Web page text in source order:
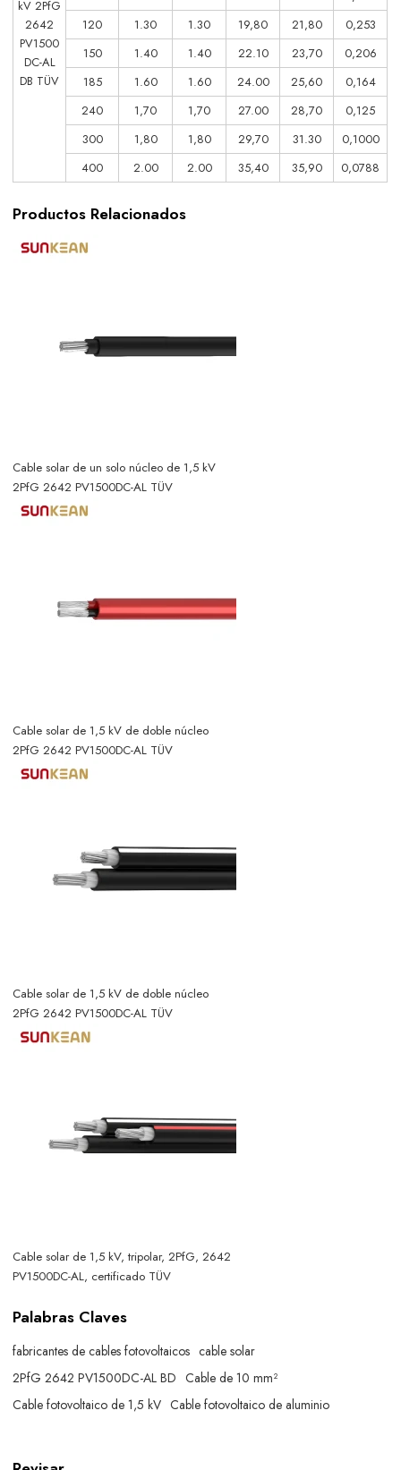
kV 2PfG
2642
PV1500
DC-AL
DB TÜV
120
1.30 1.30 19,80 21,80
0,253
150
1.40 1.40 22.10 23,70
0,206
185
1.60 1.60 24.00 25,60
0,164
240
1,70 1,70 27.00 28,70
0,125
300
1,80 1,80 29,70 31.30
0,1000
400
2.00 2.00 35,40 35,90 0,0788
Productos Relacionados
Cable solar de un solo núcleo de 1,5 kV
2PfG 2642 PV1500DC-AL TÜV
Cable solar de 1,5 kV de doble núcleo
2PfG 2642 PV1500DC-AL TÜV
Cable solar de 1,5 kV de doble núcleo
2PfG 2642 PV1500DC-AL TÜV
Cable solar de 1,5 kV, tripolar, 2PfG, 2642
PV1500DC-AL, certificado TÜV
Palabras Claves
fabricantes de cables fotovoltaicos cable solar
2PfG 2642 PV1500DC-AL BD Cable de 10 mm²
Cable fotovoltaico de 1,5 kV Cable fotovoltaico de aluminio